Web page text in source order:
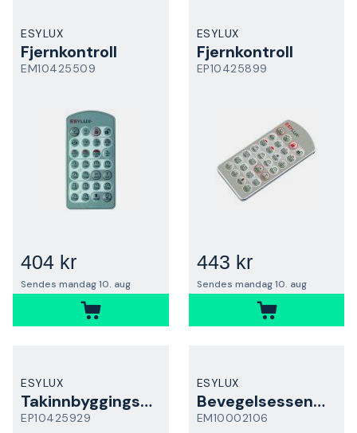
ESYLUX
Fjernkontroll
EM10425509
404 kr
Sendes mandag 10. aug
ESYLUX
Fjernkontroll
EP10425899
443 kr
Sendes mandag 10. aug
ESYLUX
Takinnbyggingssett
EP10425929
ESYLUX
Bevegelsessensor
EM10002106